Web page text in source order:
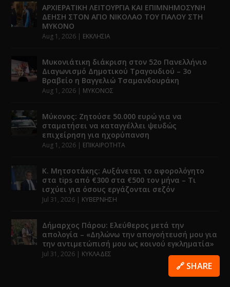
ΑΡΧΙΕΡΑΤΙΚΗ ΛΕΙΤΟΥΡΓΙΑ ΚΑΙ ΕΠΙΜΝΗΜΟΣΥΝΗ
ΔΕΗΣΗ ΣΤΟΝ ΑΓΙΟ ΝΙΚΟΛΑΟ ΤΟΥ ΓΙΑΛΟΥ ΣΤΗ
ΜΥΚΟΝΟ
Aug 1, 2026 | ΕΚΚΛΗΣΙΑ
Μυκονιάτικη διάκριση στον 52ο Πανελλήνιο
Διαγωνισμό Δημοτικού Τραγουδιού – 3ο
Βραβείο η Βαγγελιώ Τσαμανδουράκη
Aug 1, 2026 | ΜΥΚΟΝΟΣ
Μύκονος: Ζητούσε 50.000 ευρώ για να
σταματήσει να καταγγέλλει ψευδώς
επιχείρηση για ηχορύπανση
Aug 1, 2026 | ΕΠΙΚΑΙΡΟΤΗΤΑ
Κ. Μητσοτάκης: Αυξάνεται το αφορολόγητο
στα tips από €300 στα €500 τον μήνα – Τι
ισχύει για όσους εργάζονται σεζόν
Jul 31, 2026 | ΚΥΒΕΡΝΗΣΗ
Δήμαρχος Πάρου: Ελεύθερος μετά την
απολογία – «Δηλώνω την απογοήτευσή μου για
την αντιμετώπισή μου ως κοινού εγκληματία»
Jul 31, 2026 | ΚΥΚΛΑΔΕΣ
🔗 SHARE